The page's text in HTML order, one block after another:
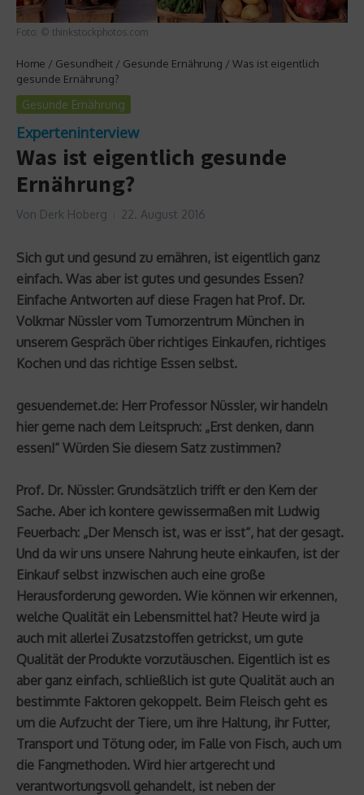
Foto: © thinkstockphotos.com
Home / Gesundheit / Gesunde Ernährung / Was ist eigentlich
gesunde Ernährung?
Gesunde Ernährung
Experteninterview
Was ist eigentlich gesunde
Ernährung?
Von Derk Hoberg 22. August 2016
Sich gut und gesund zu ernähren, ist eigentlich ganz
einfach. Was aber ist gutes und gesundes Essen?
Einfache Antworten auf diese Fragen hat Prof. Dr.
Volkmar Nüssler vom Tumorzentrum München in
unserem Gespräch über richtiges Einkaufen, richtiges
Kochen und das richtige Essen selbst.
gesuendernet.de: Herr Professor Nüssler, wir handeln
hier gerne nach dem Leitspruch: „Erst denken, dann
essen!“ Würden Sie diesem Satz zustimmen?
Prof. Dr. Nüssler: Grundsätzlich trifft er den Kern der
Sache. Aber ich kontere gewissermaßen mit Ludwig
Feuerbach: „Der Mensch ist, was er isst“, hat der gesagt.
Und da wir uns unsere Nahrung heute einkaufen, ist der
Einkauf selbst inzwischen auch eine große
Herausforderung geworden. Wie können wir erkennen,
welche Qualität ein Lebensmittel hat? Heute wird ja
auch mit allerlei Zusatzstoffen getrickst, um gute
Qualität der Produkte vorzutäuschen. Eigentlich ist es
aber ganz einfach, schließlich ist gute Qualität auch an
bestimmte Faktoren gekoppelt. Beim Fleisch geht es
um die Aufzucht der Tiere, um ihre Haltung, ihr Futter,
Transport und Tötung oder, im Falle von Fisch, auch um
die Fangmethoden. Wird hier artgerecht und
verantwortungsvoll gehandelt, ist neben der